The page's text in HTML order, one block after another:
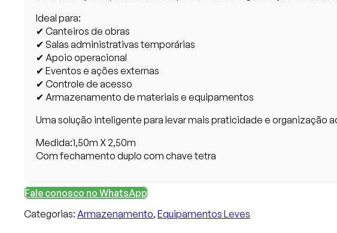
Ideal para:
✔ Canteiros de obras
✔ Salas administrativas temporárias
✔ Apoio operacional
✔ Eventos e ações externas
✔ Controle de acesso
✔ Armazenamento de materiais e equipamentos
Uma solução inteligente para levar mais praticidade e organização
Medida:1,50m X 2,50m
Com fechamento duplo com chave tetra
Fale conosco no WhatsApp
Categorias: Armazenamento, Equipamentos Leves